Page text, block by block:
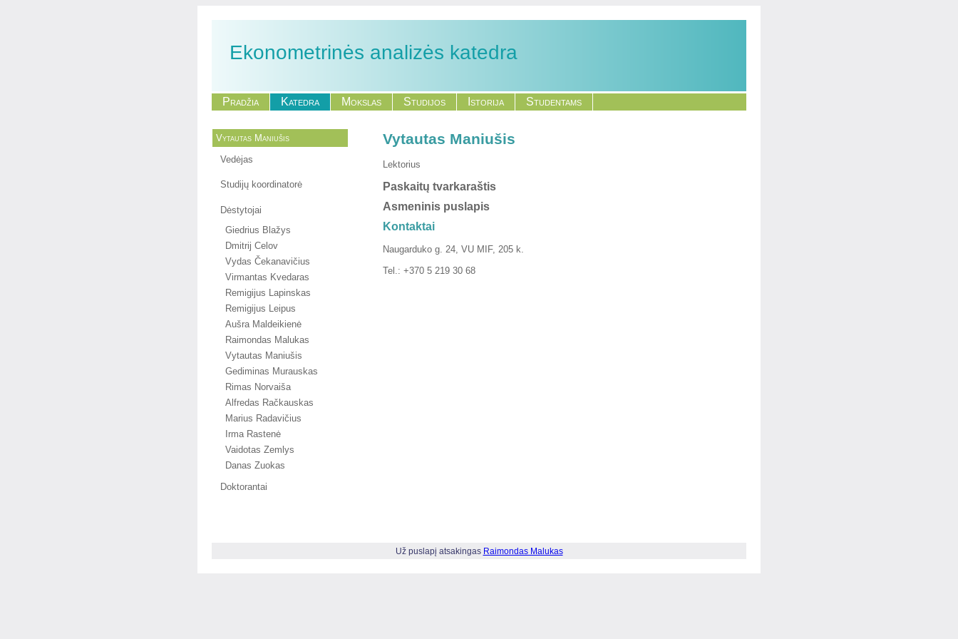
Ekonometrinės analizės katedra
Pradžia Katedra Mokslas Studijos Istorija Studentams
Vytautas Maniušis
Vedėjas
Studijų koordinatorė
Dėstytojai
Giedrius Blažys
Dmitrij Celov
Vydas Čekanavičius
Virmantas Kvedaras
Remigijus Lapinskas
Remigijus Leipus
Aušra Maldeikienė
Raimondas Malukas
Vytautas Maniušis
Gediminas Murauskas
Rimas Norvaiša
Alfredas Račkauskas
Marius Radavičius
Irma Rastenė
Vaidotas Zemlys
Danas Zuokas
Doktorantai
Vytautas Maniušis
Lektorius
Paskaitų tvarkaraštis
Asmeninis puslapis
Kontaktai
Naugarduko g. 24, VU MIF, 205 k.
Tel.: +370 5 219 30 68
Už puslapį atsakingas Raimondas Malukas